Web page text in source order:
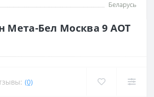
Беларусь
Мета-Бел Москва 9 АОТ
(0)